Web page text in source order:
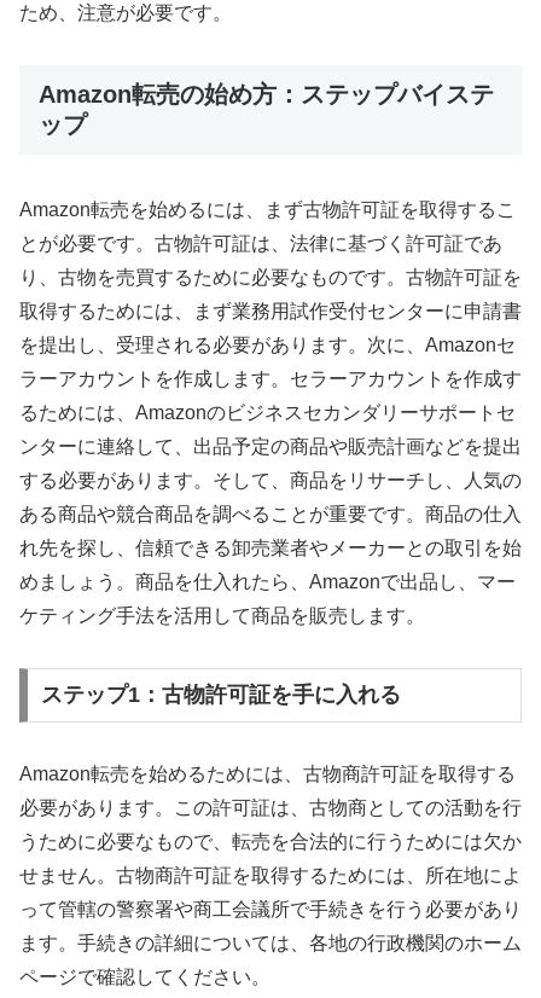
ため、注意が必要です。
Amazon転売の始め方：ステップバイステ
ップ
Amazon転売を始めるには、まず古物許可証を取得するこ
とが必要です。古物許可証は、法律に基づく許可証であ
り、古物を売買するために必要なものです。古物許可証を
取得するためには、まず業務用試作受付センターに申請書
を提出し、受理される必要があります。次に、Amazonセ
ラーアカウントを作成します。セラーアカウントを作成す
るためには、Amazonのビジネスセカンダリーサポートセ
ンターに連絡して、出品予定の商品や販売計画などを提出
する必要があります。そして、商品をリサーチし、人気の
ある商品や競合商品を調べることが重要です。商品の仕入
れ先を探し、信頼できる卸売業者やメーカーとの取引を始
めましょう。商品を仕入れたら、Amazonで出品し、マー
ケティング手法を活用して商品を販売します。
ステップ1：古物許可証を手に入れる
Amazon転売を始めるためには、古物商許可証を取得する
必要があります。この許可証は、古物商としての活動を行
うために必要なもので、転売を合法的に行うためには欠か
せません。古物商許可証を取得するためには、所在地によ
って管轄の警察署や商工会議所で手続きを行う必要があり
ます。手続きの詳細については、各地の行政機関のホーム
ページで確認してください。